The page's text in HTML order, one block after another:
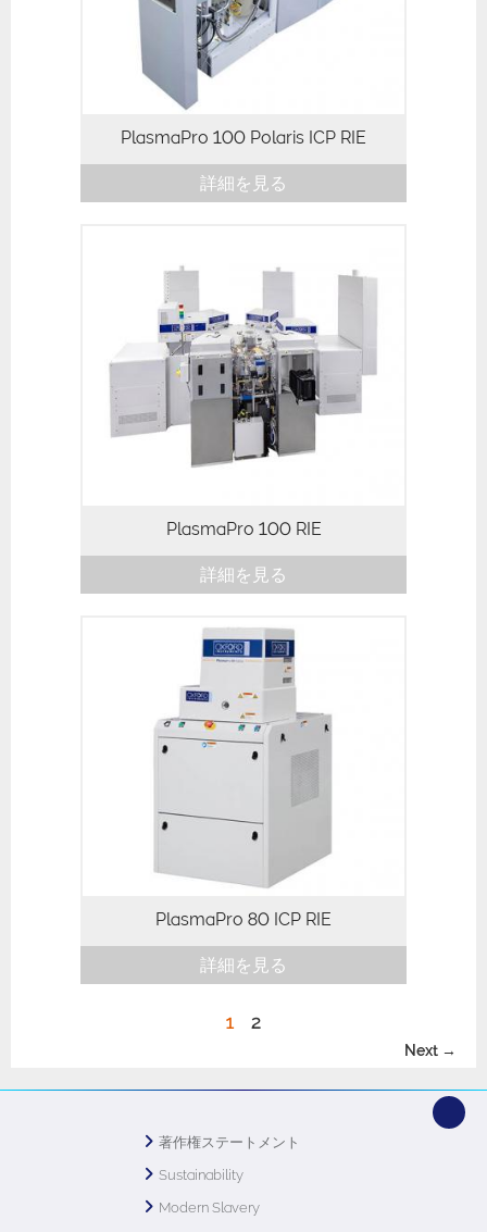
PlasmaPro 100 Polaris ICP RIE
詳細を見る
PlasmaPro 100 RIE
詳細を見る
PlasmaPro 80 ICP RIE
詳細を見る
1
2
Next →
著作権ステートメント
Sustainability
Modern Slavery